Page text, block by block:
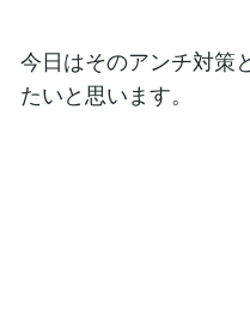
今日はそのアンチ対策
たいと思います。